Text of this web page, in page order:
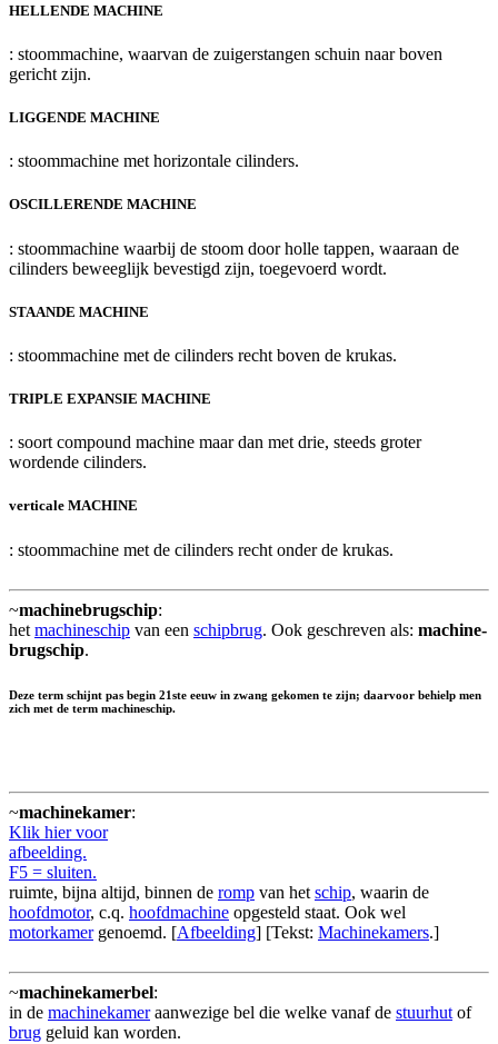
HELLENDE MACHINE
: stoommachine, waarvan de zuigerstangen schuin naar boven
gericht zijn.
LIGGENDE MACHINE
: stoommachine met horizontale cilinders.
OSCILLERENDE MACHINE
: stoommachine waarbij de stoom door holle tappen, waaraan de
cilinders beweeglijk bevestigd zijn, toegevoerd wordt.
STAANDE MACHINE
: stoommachine met de cilinders recht boven de krukas.
TRIPLE EXPANSIE MACHINE
: soort compound machine maar dan met drie, steeds groter
wordende cilinders.
verticale MACHINE
: stoommachine met de cilinders recht onder de krukas.
~machinebrugschip:
het machineschip van een schipbrug. Ook geschreven als: machine-
brugschip.
Deze term schijnt pas begin 21ste eeuw in zwang gekomen te zijn; daarvoor behielp men
zich met de term machineschip.
~machinekamer:
Klik hier voor
afbeelding.
F5 = sluiten.
ruimte, bijna altijd, binnen de romp van het schip, waarin de
hoofdmotor, c.q. hoofdmachine opgesteld staat. Ook wel
motorkamergenoemd. [Afbeelding] [Tekst: Machinekamers.]
~machinekamerbel:
in de machinekameraanwezige bel die welke vanaf de stuurhut of
brug geluid kan worden.